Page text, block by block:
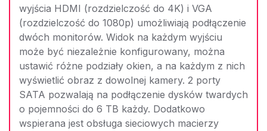
wyjścia HDMI (rozdzielczość do 4K) i VGA
(rozdzielczość do 1080p) umożliwiają podłączenie
dwóch monitorów. Widok na każdym wyjściu
może być niezależnie konfigurowany, można
ustawić różne podziały okien, a na każdym z nich
wyświetlić obraz z dowolnej kamery. 2 porty
SATA pozwalają na podłączenie dysków twardych
o pojemności do 6 TB każdy. Dodatkowo
wspierana jest obsługa sieciowych macierzy